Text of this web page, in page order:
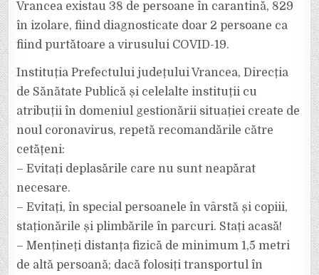
Vrancea existau 38 de persoane în carantină, 829
în izolare, fiind diagnosticate doar 2 persoane ca
fiind purtătoare a virusului COVID-19.
Instituția Prefectului județului Vrancea, Direcția
de Sănătate Publică și celelalte instituții cu
atribuții în domeniul gestionării situației create de
noul coronavirus, repetă recomandările către
cetățeni:
– Evitați deplasările care nu sunt neapărat
necesare.
– Evitați, în special persoanele în vârstă și copiii,
staționările și plimbările în parcuri. Stați acasă!
– Mențineți distanța fizică de minimum 1,5 metri
de altă persoană; dacă folosiți transportul în